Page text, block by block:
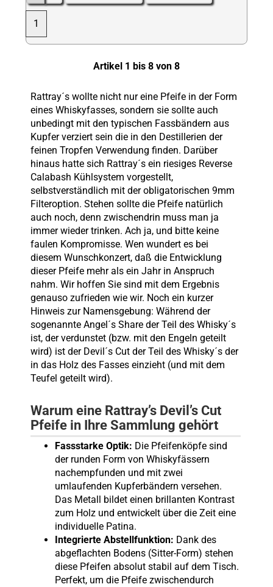
1
Artikel 1 bis 8 von 8
Rattray´s wollte nicht nur eine Pfeife in der Form
eines Whiskyfasses, sondern sie sollte auch
unbedingt mit den typischen Fassbändern aus
Kupfer verziert sein die in den Destillerien der
feinen Tropfen Verwendung finden. Darüber
hinaus hatte sich Rattray´s ein riesiges Reverse
Calabash Kühlsystem vorgestellt,
selbstverständlich mit der obligatorischen 9mm
Filteroption. Stehen sollte die Pfeife natürlich
auch noch, denn zwischendrin muss man ja
immer wieder trinken. Ach ja, und bitte keine
faulen Kompromisse. Wen wundert es bei
diesem Wunschkonzert, daß die Entwicklung
dieser Pfeife mehr als ein Jahr in Anspruch
nahm. Wir hoffen Sie sind mit dem Ergebnis
genauso zufrieden wie wir. Noch ein kurzer
Hinweis zur Namensgebung: Während der
sogenannte Angel´s Share der Teil des Whisky´s
ist, der verdunstet (bzw. mit den Engeln geteilt
wird) ist der Devil´s Cut der Teil des Whisky´s der
in das Holz des Fasses einzieht (und mit dem
Teufel geteilt wird).
Warum eine Rattray’s Devil’s Cut
Pfeife in Ihre Sammlung gehört
Fassstarke Optik: Die Pfeifenköpfe sind
der runden Form von Whiskyfässern
nachempfunden und mit zwei
umlaufenden Kupferbändern versehen.
Das Metall bildet einen brillanten Kontrast
zum Holz und entwickelt über die Zeit eine
individuelle Patina.
Integrierte Abstellfunktion: Dank des
abgeflachten Bodens (Sitter-Form) stehen
diese Pfeifen absolut stabil auf dem Tisch.
Perfekt, um die Pfeife zwischendurch